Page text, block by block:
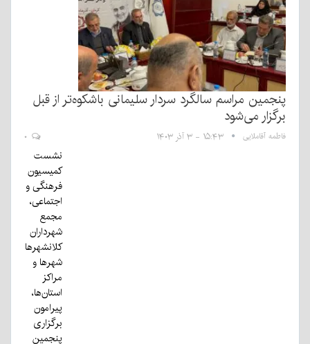
پنجمین مراسم سالگرد سردار سلیمانی باشکوه‌تر از قبل
برگزار می‌شود
فاطمه آقاملایی ۱۵:۴۳ - ۳ آذر ۱۴۰۳
نشست
کمیسیون
فرهنگی و
اجتماعی،
مجمع
شهرداران
کلانشهرها
شهرها و
مراکز
استان‌ها،
پیرامون
برگزاری
پنجمین